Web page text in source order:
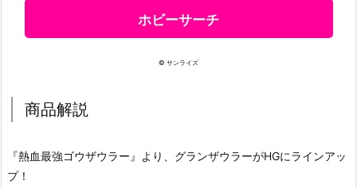
ホビーサーチ
© サンライズ
商品解説
『熱血最強ゴウザウラー』より、グランザウラーがHGにラインアッ
プ！